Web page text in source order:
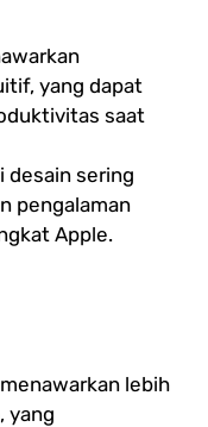
yang dapat
saat
desain sering
pengalaman
Apple.
lebih
yang